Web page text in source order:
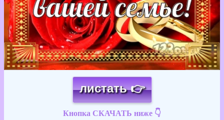
листать 👉
Кнопка СКАЧАТЬ ниже 👇